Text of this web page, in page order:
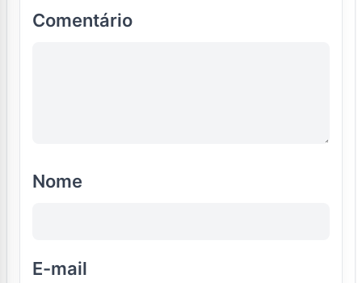
Comentário
Nome
E-mail